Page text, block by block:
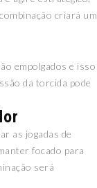
criará um
empolgados e isso
da torcida pode
as jogadas de
focado para
será